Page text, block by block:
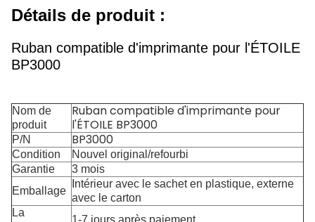
Détails de produit :
Ruban compatible d'imprimante pour l'ÉTOILE
BP3000
Nom de
produit
Ruban compatible d'imprimante pour
l'ÉTOILE BP3000
P/N BP3000
Condition
Nouvel original/refourbi
Garantie
3 mois
Emballage
Intérieur avec le sachet en plastique, externe
avec le carton
La
1-7 jours après paiement